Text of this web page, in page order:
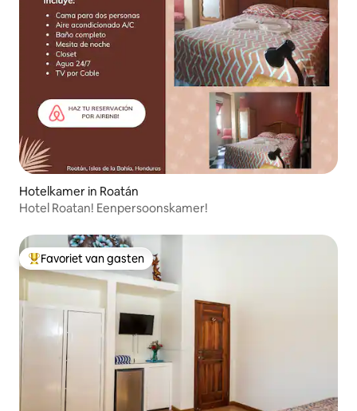
Hotelkamer in Roatán
Hotel Roatan! Eenpersoonskamer!
Topfavoriet van gasten
Favoriet van gasten